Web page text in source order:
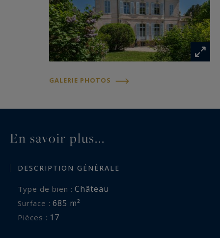
GALERIE PHOTOS
En savoir plus...
DESCRIPTION GÉNÉRALE
Type de bien : Château
Surface : 685 m²
Pièces : 17